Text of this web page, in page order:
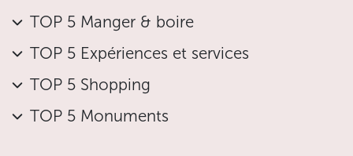
TOP 5 Manger & boire
TOP 5 Expériences et services
TOP 5 Shopping
TOP 5 Monuments